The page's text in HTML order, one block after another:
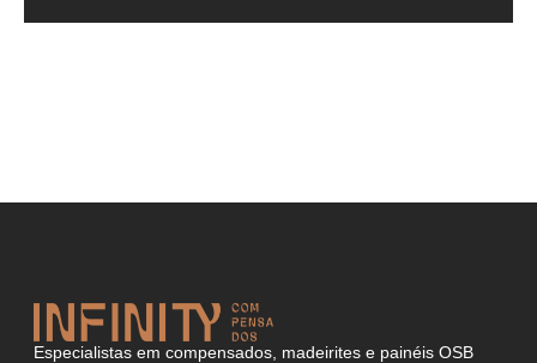
Especialistas em compensados, madeirites e painéis OSB